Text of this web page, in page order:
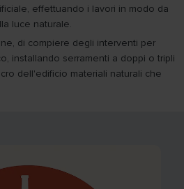
effettuando i lavori in modo da
luce naturale.
di compiere degli interventi per
installando serramenti a doppi o tripli
dell'edificio materiali naturali che